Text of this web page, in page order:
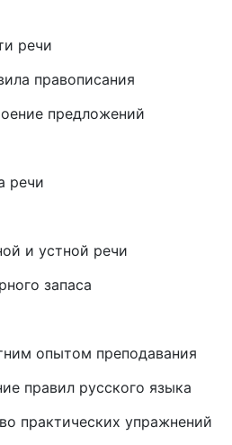
речи
правописания
предложений
речи
и устной речи
запаса
опытом преподавания
правил русского языка
практических упражнений